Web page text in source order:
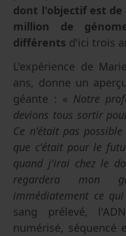
dont l'objectif est
million de
différents d'ici trois
L'expérience de
ans, donne un
géante : « Notre
devions tous sortir
Ce n'était pas
que c'était pour le
quand j'irai chez le
regardera mon
immédiatement ce
sang prélevé,
numérisé,